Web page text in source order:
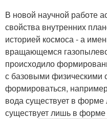
В новой научной работе
свойства внутренних
историей космоса - а
вращающемся
происходило
с базовыми физическими
формироваться,
вода существует в форме
существует лишь в